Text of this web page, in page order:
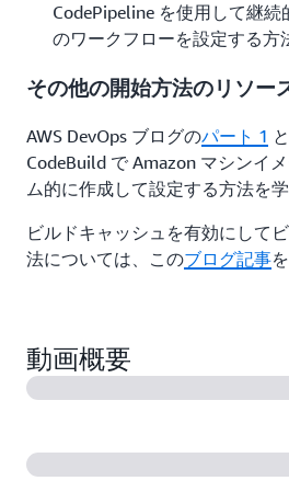
CodePipeline を使用して継
のワークフローを設定する方
その他の開始方法のリソー
AWS DevOps ブログのパート 1 と
CodeBuild で Amazon マシンイ
ム的に作成して設定する方法を学
ビルドキャッシュを有効にして
法については、このブログ記事
動画概要